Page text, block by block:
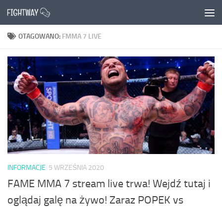
Przejdź do treści
OTAGOWANO: FMMA 7 LIVE
INFORMACJE 5 WRZEŚNIA 2020
FAME MMA 7 stream live trwa! Wejdź tutaj i
oglądaj galę na żywo! Zaraz POPEK vs